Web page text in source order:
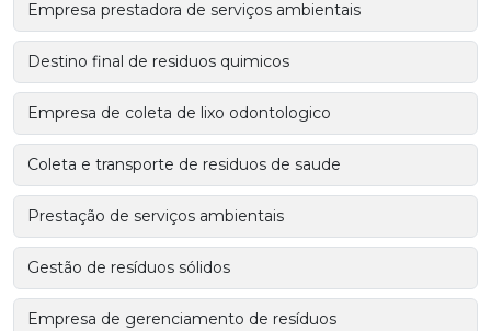
Empresa prestadora de serviços ambientais
Destino final de residuos quimicos
Empresa de coleta de lixo odontologico
Coleta e transporte de residuos de saude
Prestação de serviços ambientais
Gestão de resíduos sólidos
Empresa de gerenciamento de resíduos